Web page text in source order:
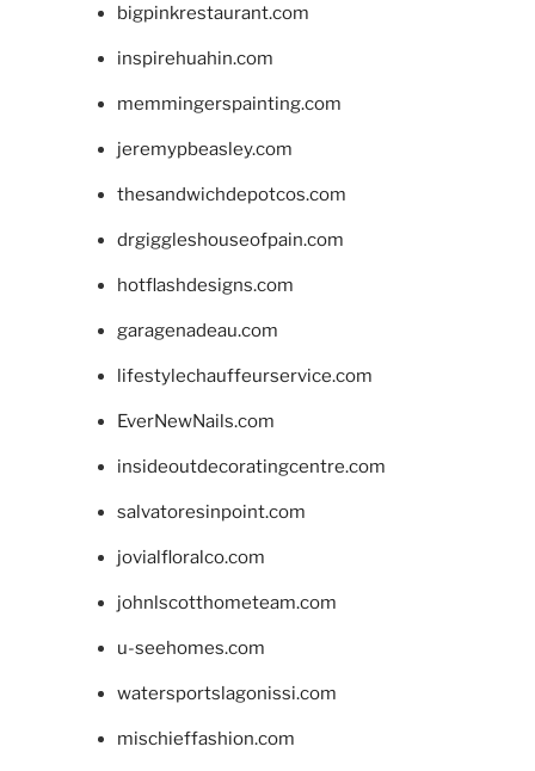
bigpinkrestaurant.com
inspirehuahin.com
memmingerspainting.com
jeremypbeasley.com
thesandwichdepotcos.com
drgiggleshouseofpain.com
hotflashdesigns.com
garagenadeau.com
lifestylechauffeurservice.com
EverNewNails.com
insideoutdecoratingcentre.com
salvatoresinpoint.com
jovialfloralco.com
johnlscotthometeam.com
u-seehomes.com
watersportslagonissi.com
mischieffashion.com